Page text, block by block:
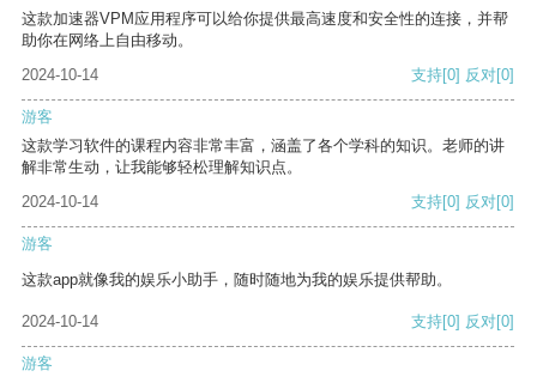
这款加速器VPM应用程序可以给你提供最高速度和安全性的连接，并帮
助你在网络上自由移动。
2024-10-14
支持[0] 反对[0]
游客
这款学习软件的课程内容非常丰富，涵盖了各个学科的知识。老师的讲
解非常生动，让我能够轻松理解知识点。
2024-10-14
支持[0] 反对[0]
游客
这款app就像我的娱乐小助手，随时随地为我的娱乐提供帮助。
2024-10-14 支持[0] 反对[0]
游客